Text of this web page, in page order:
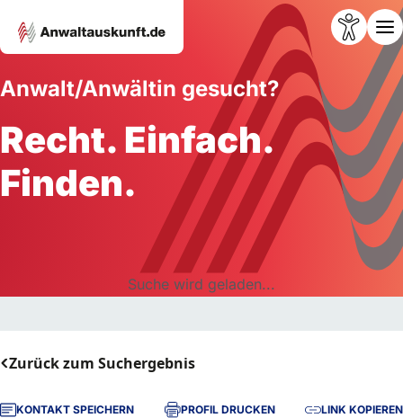
Anwalt/Anwältin gesucht?
Recht. Einfach.
Finden.
Suche wird geladen...
Zurück zum Suchergebnis
KONTAKT SPEICHERN PROFIL DRUCKEN LINK KOPIEREN